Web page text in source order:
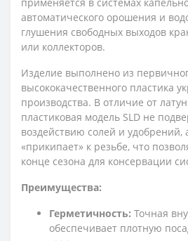
автоматического орошения и
глушения свободных выходов
или коллекторов.
Изделие выполнено из
высококачественного пластика
производства. В отличие от
пластиковая модель SLD не
воздействию солей и удобрений,
«прикипает» к резьбе, что
конце сезона для консервации
Преимущества:
Герметичность: Точная
обеспечивает плотную